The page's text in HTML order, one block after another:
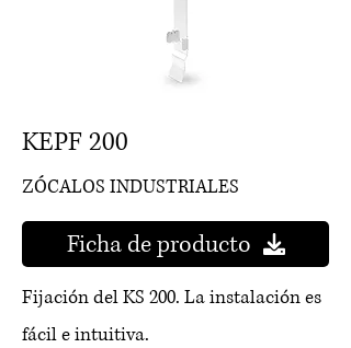
KEPF 200
ZÓCALOS INDUSTRIALES
Ficha de producto
Fijación del KS 200. La instalación es
fácil e intuitiva.